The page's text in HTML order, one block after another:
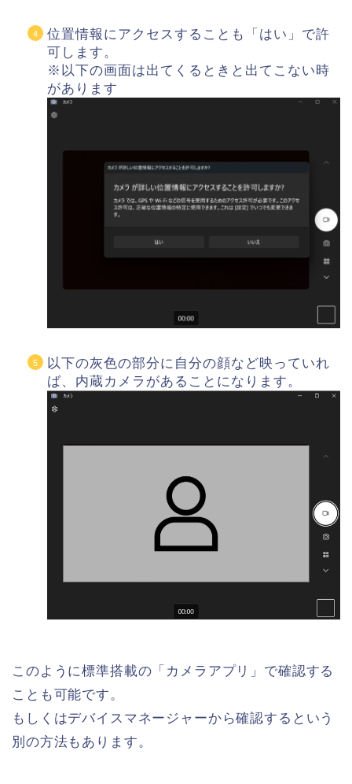
位置情報にアクセスすることも「はい」で許
可します。
※以下の画面は出てくるときと出てこない時
があります
以下の灰色の部分に自分の顔など映っていれ
ば、内蔵カメラがあることになります。
このように標準搭載の「カメラアプリ」で確認する
ことも可能です。
もしくはデバイスマネージャーから確認するという
別の方法もあります。